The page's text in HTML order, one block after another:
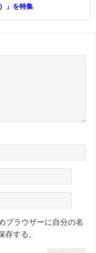
」を特集
ブラウザーに自分の名
存する。